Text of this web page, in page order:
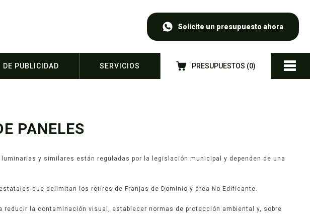
Solicite un presupuesto ahora
DE PUBLICIDAD SERVICIOS PRESUPUESTOS (0)
PANELES
y similares están reguladas por la legislación municipal y dependen de una
que delimitan los retiros de Franjas de Dominio y área No Edificante.
la contaminación visual, establecer normas de protección ambiental y, sobre